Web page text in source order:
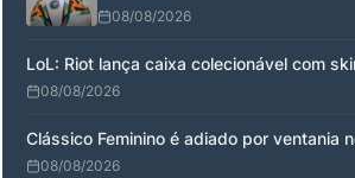
08/08/2026
LoL: Riot lança caixa colecionável com
08/08/2026
Clássico Feminino é adiado por ventania
08/08/2026